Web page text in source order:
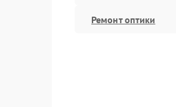
Ремонт оптики